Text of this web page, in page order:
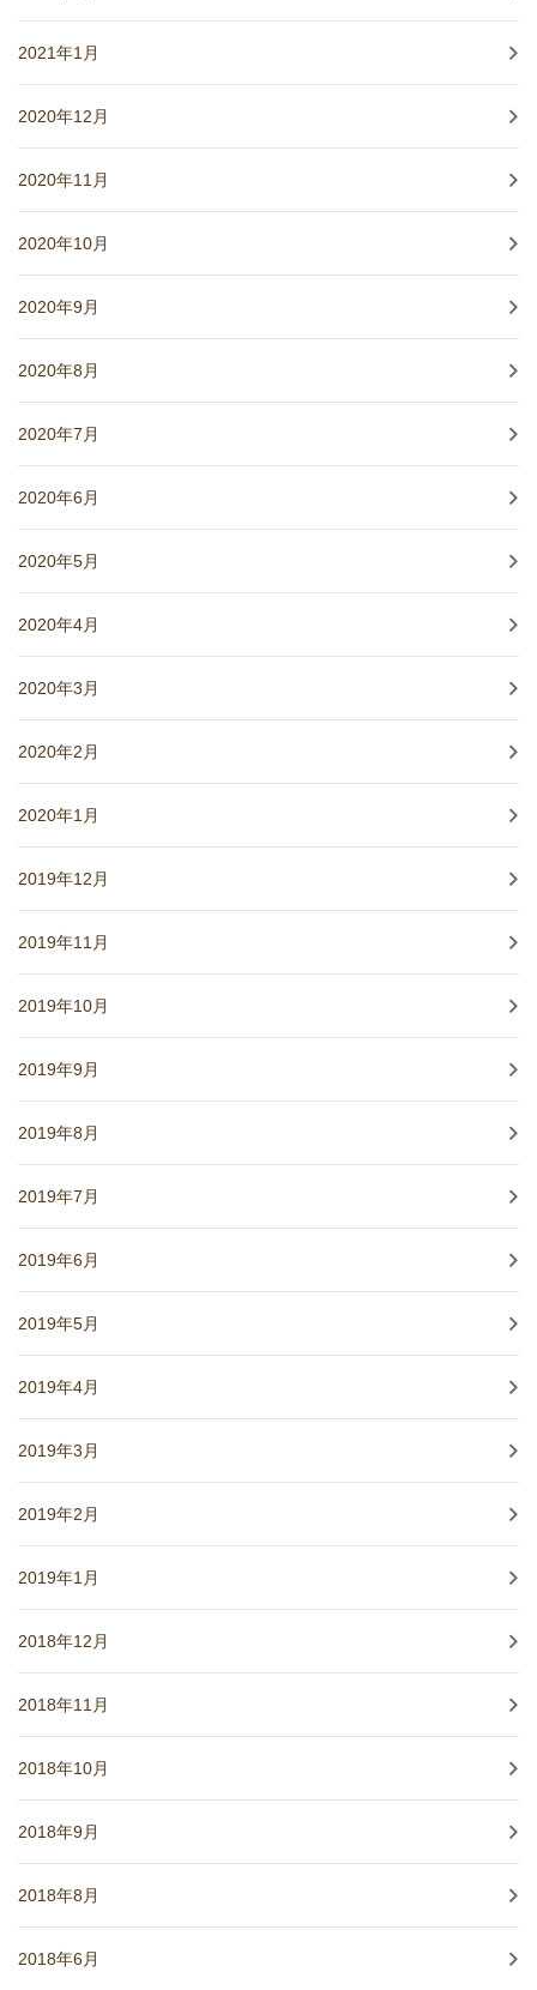
2021年1月
2020年12月
2020年11月
2020年10月
2020年9月
2020年8月
2020年7月
2020年6月
2020年5月
2020年4月
2020年3月
2020年2月
2020年1月
2019年12月
2019年11月
2019年10月
2019年9月
2019年8月
2019年7月
2019年6月
2019年5月
2019年4月
2019年3月
2019年2月
2019年1月
2018年12月
2018年11月
2018年10月
2018年9月
2018年8月
2018年6月